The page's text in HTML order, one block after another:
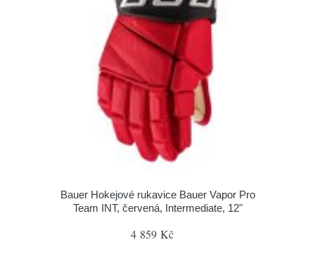
Bauer Hokejové rukavice Bauer Vapor Pro
Team INT, červená, Intermediate, 12"
4 859 Kč